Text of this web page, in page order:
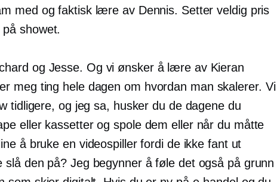
med og faktisk lære av Dennis. Setter veldig pris
showet.
og Jesse. Og vi ønsker å lære av Kieran
meg ting hele dagen om hvordan man skalerer. Vi
tidligere, og jeg sa, husker du de dagene du
eller kassetter og spole dem eller når du måtte
å bruke en videospiller fordi de ikke fant ut
slå den på? Jeg begynner å føle det også på grunn